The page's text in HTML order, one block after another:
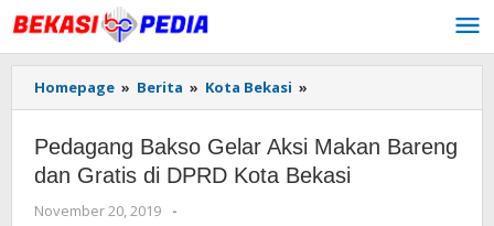
Lewati
ke
konten
Homepage » Berita » Kota Bekasi »
Bakso
Aksi
Makan
Pedagang Bakso Gelar Aksi Makan Bareng
dan Gratis di DPRD Kota Bekasi
November 20, 2019
oleh
-